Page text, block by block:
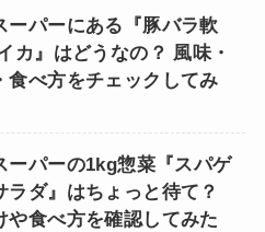
ーパーにある『豚バラ軟
カ』はどうなの？ 風味・
食べ方をチェックしてみ
ーパーの1kg惣菜『スパゲ
ラダ』はちょっと待て？
や食べ方を確認してみた